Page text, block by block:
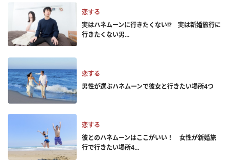
恋する
実はハネムーンに行きたくない!? 実は新婚旅行に
行きたくない男...
恋する
男性が選ぶハネムーンで彼女と行きたい場所4つ
恋する
彼とのハネムーンはここがいい！ 女性が新婚旅
行で行きたい場所4...